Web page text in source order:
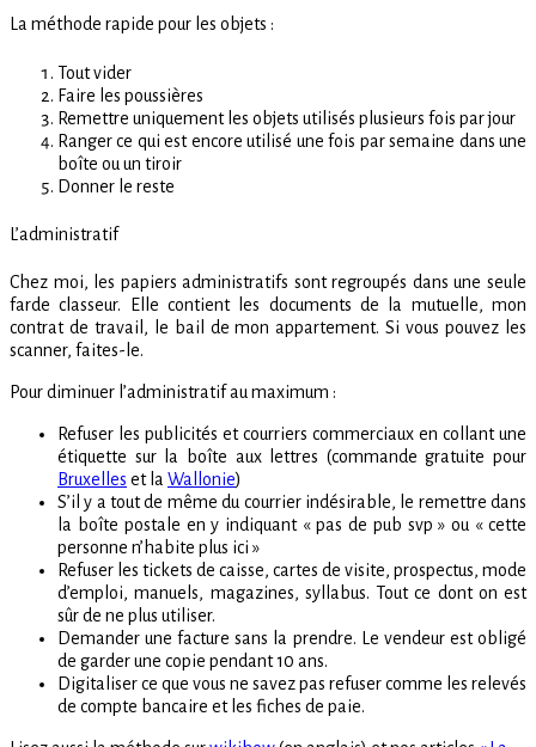
La méthode rapide pour les objets :
Tout vider
Faire les poussières
Remettre uniquement les objets utilisés plusieurs fois par jour
Ranger ce qui est encore utilisé une fois par semaine dans une
boîte ou un tiroir
Donner le reste
L’administratif
Chez moi, les papiers administratifs sont regroupés dans une seule
farde classeur. Elle contient les documents de la mutuelle, mon
contrat de travail, le bail de mon appartement. Si vous pouvez les
scanner, faites-le.
Pour diminuer l’administratif au maximum :
Refuser les publicités et courriers commerciaux en collant une
étiquette sur la boîte aux lettres (commande gratuite pour
Bruxelles et la Wallonie)
S’il y a tout de même du courrier indésirable, le remettre dans
la boîte postale en y indiquant « pas de pub svp » ou « cette
personne n’habite plus ici »
Refuser les tickets de caisse, cartes de visite, prospectus, mode
d’emploi, manuels, magazines, syllabus. Tout ce dont on est
sûr de ne plus utiliser.
Demander une facture sans la prendre. Le vendeur est obligé
de garder une copie pendant 10 ans.
Digitaliser ce que vous ne savez pas refuser comme les relevés
de compte bancaire et les fiches de paie.